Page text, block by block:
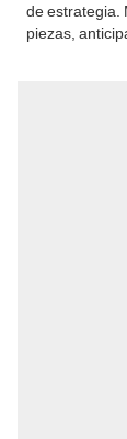
de estrategia.
piezas,